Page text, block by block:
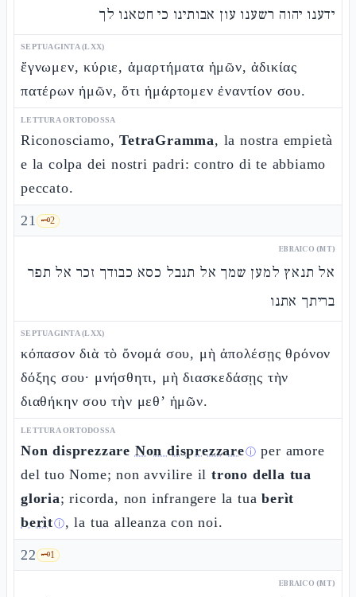
ידענו יהוה רשענו עון אבותינו כי חטאנו לך
SEPTUAGINTA (LXX)
ἔγνωμεν, κύριε, ἁμαρτήματα ἡμῶν, ἀδικίας
πατέρων ἡμῶν, ὅτι ἡμάρτομεν ἐναντίον σου.
LETTURA ORTODOSSA
Riconosciamo,TetraGramma, la nostra empietà
e la colpa dei nostri padri: contro di te abbiamo
peccato.
21 🗝️2
EBRAICO (MT)
אל תנאץ למען שמך אל תנבל כסא כבודך זכר אל תפר
בריתך אתנו
SEPTUAGINTA (LXX)
κόπασον διὰ τὸ ὄνομά σου, μὴ ἀπολέσῃς θρόνον
δόξης σου· μνήσθητι, μὴ διασκεδάσῃς τὴν
διαθήκην σου τὴν μεθ’ ἡμῶν.
LETTURA ORTODOSSA
Non disprezzare Non disprezzareⓘ per amore
del tuo Nome; non avvilire iltrono della tua
gloria; ricorda, non infrangere la tuaberìt
berìtⓘ, la tua alleanza con noi.
22 🗝️1
EBRAICO (MT)